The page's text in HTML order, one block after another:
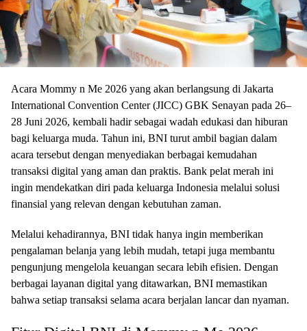
Acara Mommy n Me 2026 yang akan berlangsung di Jakarta
International Convention Center (JICC) GBK Senayan pada 26–
28 Juni 2026, kembali hadir sebagai wadah edukasi dan hiburan
bagi keluarga muda. Tahun ini, BNI turut ambil bagian dalam
acara tersebut dengan menyediakan berbagai kemudahan
transaksi digital yang aman dan praktis. Bank pelat merah ini
ingin mendekatkan diri pada keluarga Indonesia melalui solusi
finansial yang relevan dengan kebutuhan zaman.
Melalui kehadirannya, BNI tidak hanya ingin memberikan
pengalaman belanja yang lebih mudah, tetapi juga membantu
pengunjung mengelola keuangan secara lebih efisien. Dengan
berbagai layanan digital yang ditawarkan, BNI memastikan
bahwa setiap transaksi selama acara berjalan lancar dan nyaman.